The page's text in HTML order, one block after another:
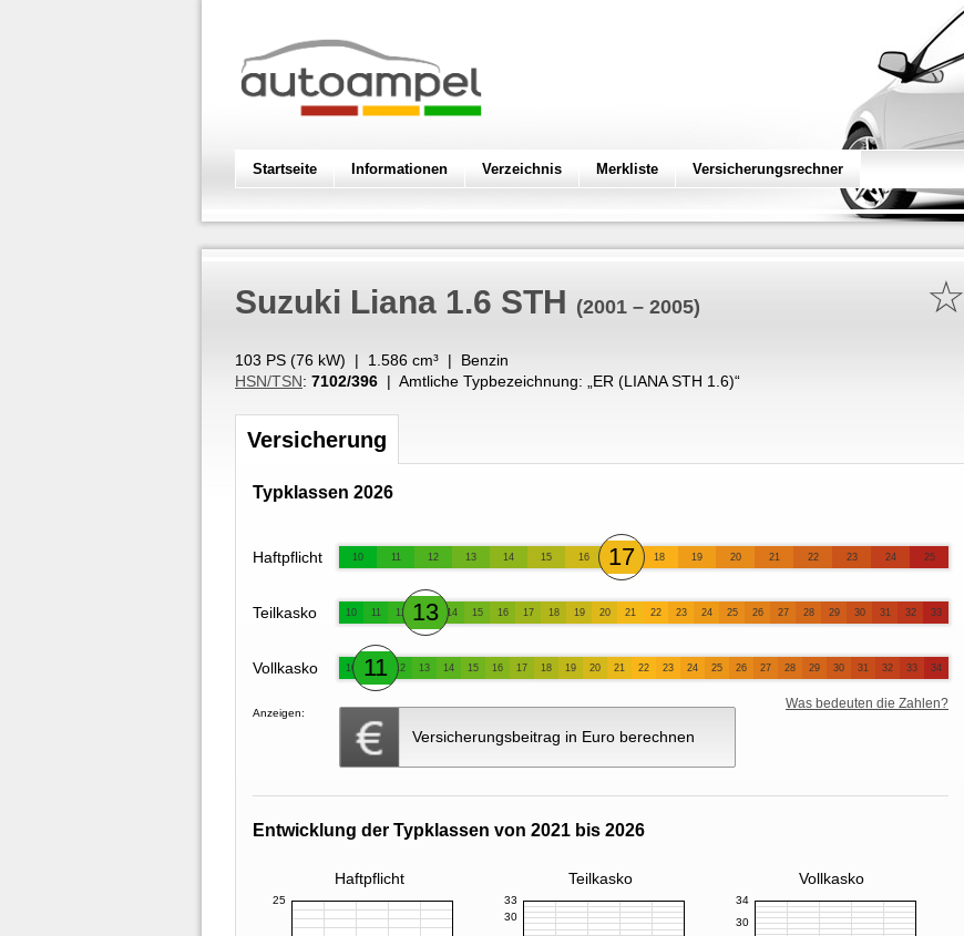
Startseite Informationen Verzeichnis Merkliste Versicherungsrechner
☆
Suzuki Liana 1.6 STH (2001 – 2005)
103 PS (76 kW) | 1.586 cm³ | Benzin
HSN/TSN: 7102/396 | Amtliche Typbezeichnung: „ ER (LIANA STH 1.6)“
Versicherung
Typklassen 2026
Haftpflicht 10 11 12 13 14 15 16 17 18 19 20 21 22 23 24 25
Teilkasko 10 11 12 13 14 15 16 17 18 19 20 21 22 23 24 25 26 27 28 29 30 31 32 33
Vollkasko 10 11 12 13 14 15 16 17 18 19 20 21 22 23 24 25 26 27 28 29 30 31 32 33 34
Anzeigen:
Versicherungsbeitrag in Euro berechnen
Was bedeuten die Zahlen?
Entwicklung der Typklassen von 2021 bis 2026
Haftpflicht Teilkasko Vollkasko
25
30
33
30
34